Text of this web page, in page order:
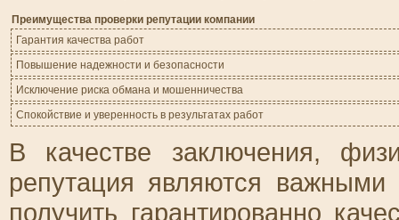
Преимущества проверки репутации компании
Гарантия качества работ
Повышение надежности и безопасности
Исключение риска обмана и мошенничества
Спокойствие и уверенность в результатах работ
В качестве заключения,
репутация являются
получить гарантированно